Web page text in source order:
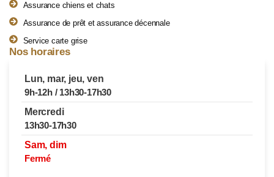
Assurance chiens et chats
Assurance de prêt et assurance décennale
Service carte grise
Nos horaires
Lun, mar, jeu, ven
9h-12h / 13h30-17h30
Mercredi
13h30-17h30
Sam, dim
Fermé